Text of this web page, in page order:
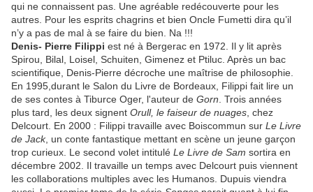
qui ne connaissent pas. Une agréable redécouverte pour les
autres. Pour les esprits chagrins et bien Oncle Fumetti dira qu’il
n’y a pas de mal à se faire du bien. Na !!!
Denis- Pierre Filippi est né à Bergerac en 1972. Il y lit après
Spirou, Bilal, Loisel, Schuiten, Gimenez et Ptiluc. Après un bac
scientifique, Denis-Pierre décroche une maîtrise de philosophie.
En 1995,durant le Salon du Livre de Bordeaux, Filippi fait lire un
de ses contes à Tiburce Oger, l'auteur de Gorn . Trois années
plus tard, les deux signent Orull, le faiseur de nuages , chez
Delcourt. En 2000 : Filippi travaille avec Boiscommun sur Le Livre
de Jack, un conte fantastique mettant en scène un jeune garçon
trop curieux. Le second volet intitulé Le Livre de Sam sortira en
décembre 2002. Il travaille un temps avec Delcourt puis viennent
les collaborations multiples avec les Humanos. Dupuis viendra